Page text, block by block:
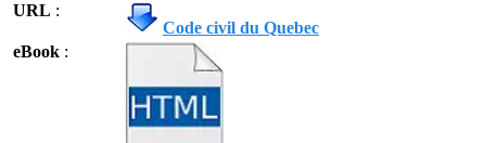
URL :
Code civil du Quebec
eBook :